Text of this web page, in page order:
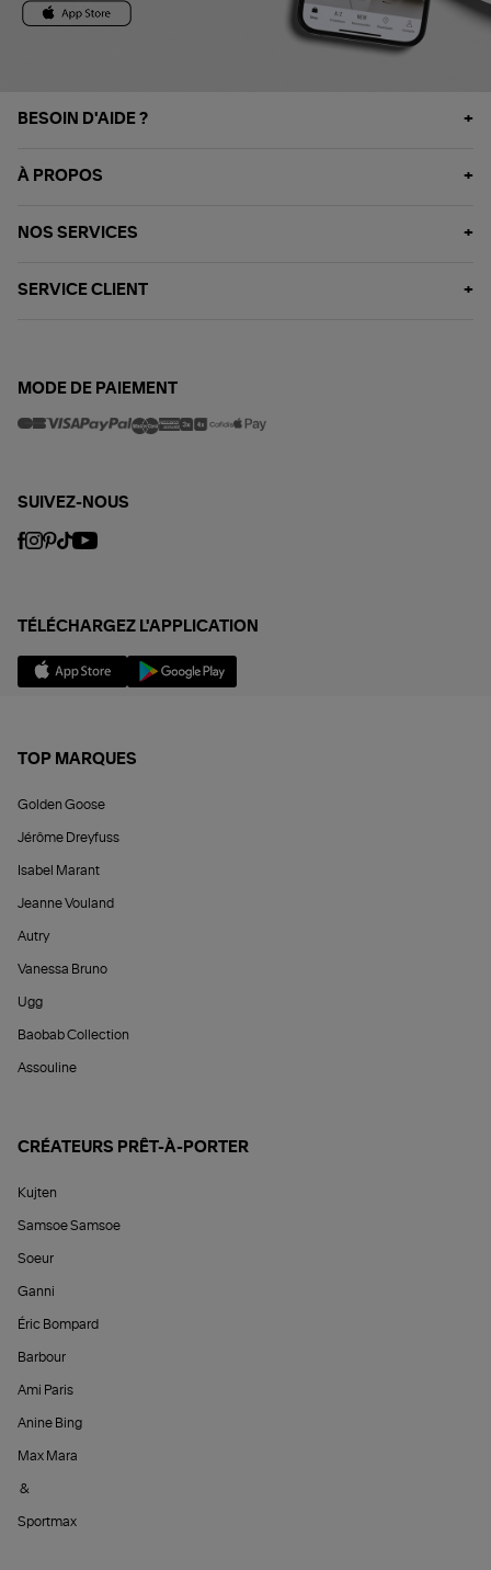
BESOIN D'AIDE ?
À PROPOS
NOS SERVICES
SERVICE CLIENT
MODE DE PAIEMENT
SUIVEZ-NOUS
TÉLÉCHARGEZ L'APPLICATION
TOP MARQUES
Golden Goose
Jérôme Dreyfuss
Isabel Marant
Jeanne Vouland
Autry
Vanessa Bruno
Ugg
Baobab Collection
Assouline
CRÉATEURS PRÊT-À-PORTER
Kujten
Samsoe Samsoe
Soeur
Ganni
Éric Bompard
Barbour
Ami Paris
Anine Bing
Max Mara
&
Sportmax